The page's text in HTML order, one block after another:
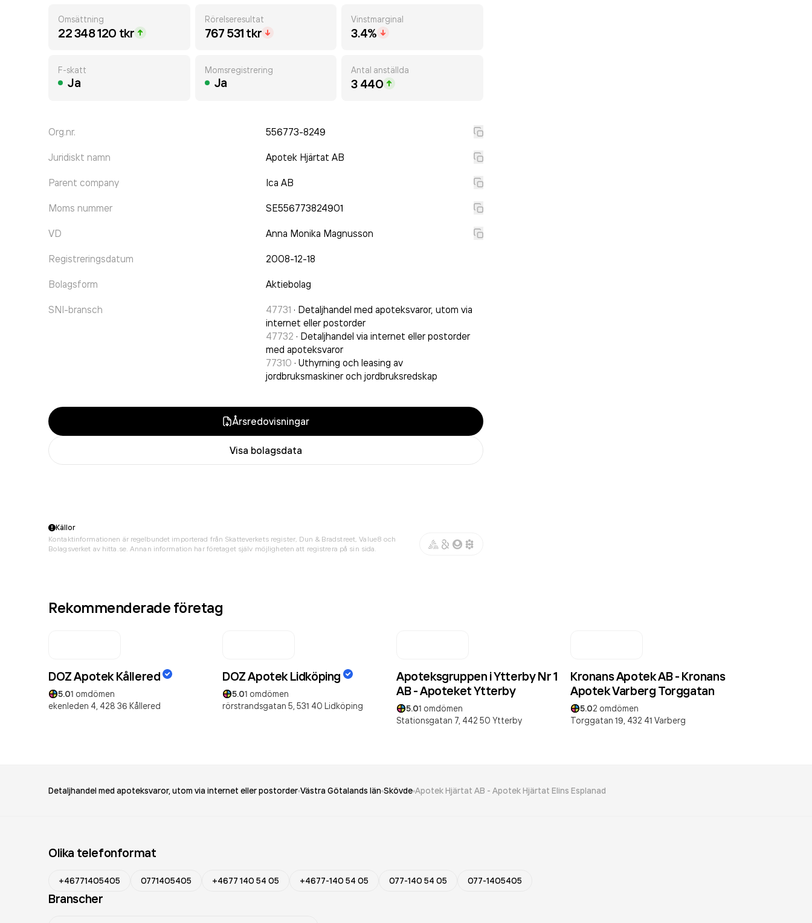
Omsättning
22 348 120 tkr
Rörelseresultat
767 531 tkr
Vinstmarginal
3.4%
F-skatt
Ja
Momsregistrering
Ja
Antal anställda
3 440
Org.nr. 556773-8249
Juridiskt namn Apotek Hjärtat AB
Parent company Ica AB
Moms nummer SE556773824901
VD Anna Monika Magnusson
Registreringsdatum 2008-12-18
Bolagsform Aktiebolag
SNI-bransch 47731 · Detaljhandel med apoteksvaror, utom via
internet eller postorder
47732 · Detaljhandel via internet eller postorder
med apoteksvaror
77310 · Uthyrning och leasing av
jordbruksmaskiner och jordbruksredskap
Årsredovisningar
Visa bolagsdata
Källor
Kontaktinformationen är regelbundet importerad från Skatteverkets register, Dun & Bradstreet, Value8 och
Bolagsverket av hitta.se. Annan information har företaget själv möjligheten att registrera på sin sida.
Rekommenderade företag
DOZ Apotek Kållered
5.01 omdömen
ekenleden 4, 428 36 Kållered
DOZ Apotek Lidköping
5.01 omdömen
rörstrandsgatan 5, 531 40 Lidköping
Apoteksgruppen i Ytterby Nr 1
AB - Apoteket Ytterby
5.01 omdömen
Stationsgatan 7, 442 50 Ytterby
Kronans Apotek AB - Kronans
Apotek Varberg Torggatan
5.02 omdömen
Torggatan 19, 432 41 Varberg
Detaljhandel med apoteksvaror, utom via internet eller postorder Västra Götalands län Skövde Apotek Hjärtat AB - Apotek Hjärtat Elins Esplanad
Olika telefonformat
+46771405405 0771405405 +4677 140 54 05 +4677-140 54 05 077-140 54 05 077-1405405
Branscher